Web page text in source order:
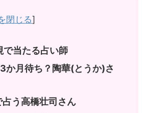
閉じる]
で当たる占い師
か月待ち？陶華(とうか)さ
う高橋壮司さん